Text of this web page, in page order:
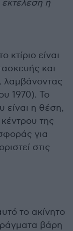
ή
είναι
και
λαμβάνοντας
1970). Το
είναι η θέση,
της
για
στις
το ακίνητο
βάρη